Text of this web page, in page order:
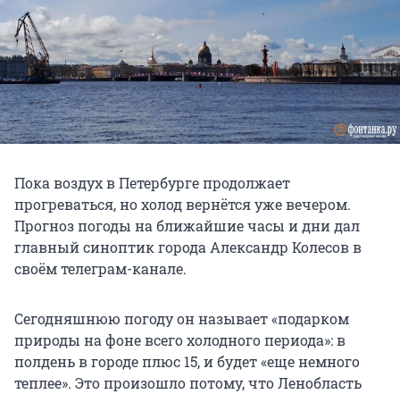
Пока воздух в Петербурге продолжает
прогреваться, но холод вернётся уже вечером.
Прогноз погоды на ближайшие часы и дни дал
главный синоптик города Александр Колесов в
своём телеграм-канале.
Сегодняшнюю погоду он называет «подарком
природы на фоне всего холодного периода»: в
полдень в городе плюс 15, и будет «еще немного
теплее». Это произошло потому, что Ленобласть